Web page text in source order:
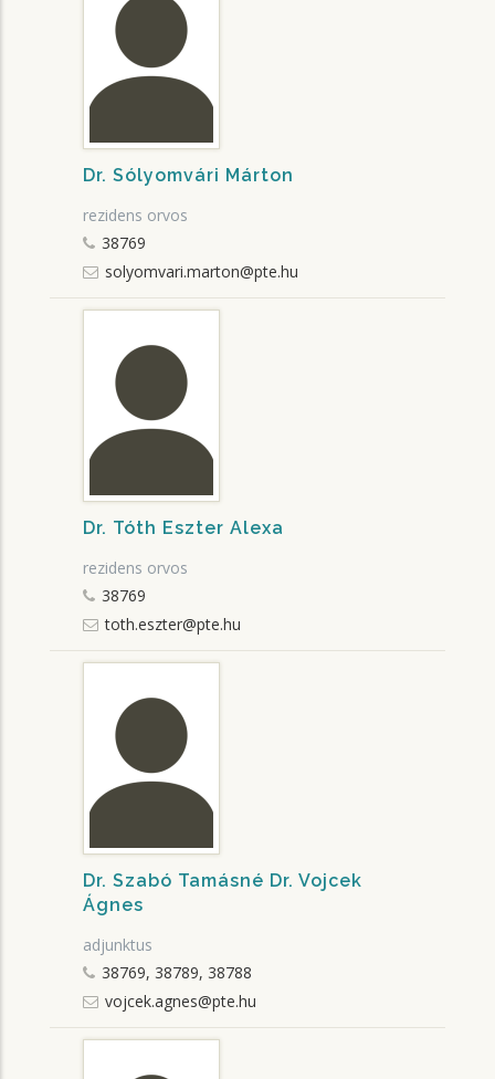
Dr. Sólyomvári Márton
rezidens orvos
38769
solyomvari.marton@pte.hu
Dr. Tóth Eszter Alexa
rezidens orvos
38769
toth.eszter@pte.hu
Dr. Szabó Tamásné Dr. Vojcek
Ágnes
adjunktus
38769, 38789, 38788
vojcek.agnes@pte.hu